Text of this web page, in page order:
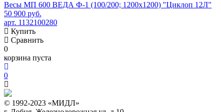
Весы МП 600 ВЕДА Ф-1 (100/200; 1200х1200) "Циклоп 12Л"
50 900 руб.
арт. 1132100280
Купить
Сравнить
0
корзина пуста
0
© 1992-2023 «МИДЛ»